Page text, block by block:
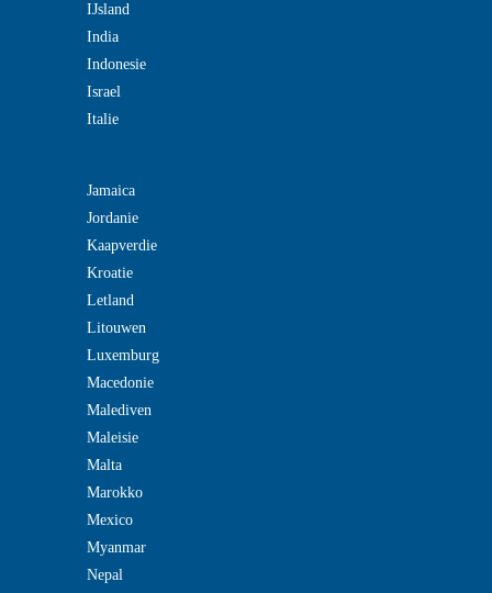
IJsland
India
Indonesie
Israel
Italie
Jamaica
Jordanie
Kaapverdie
Kroatie
Letland
Litouwen
Luxemburg
Macedonie
Malediven
Maleisie
Malta
Marokko
Mexico
Myanmar
Nepal